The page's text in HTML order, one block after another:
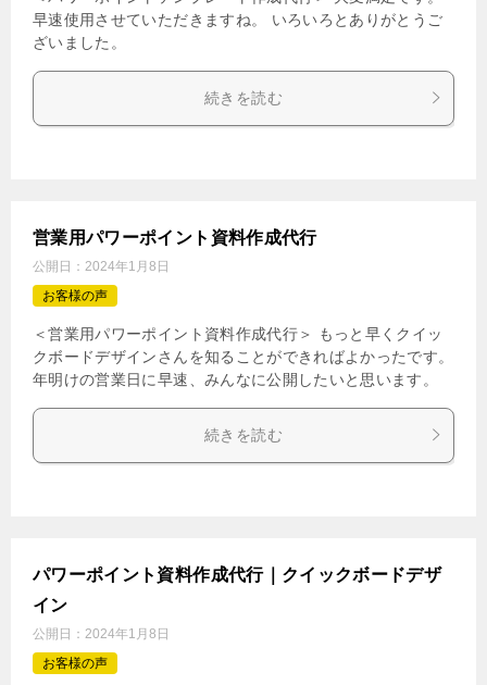
早速使用させていただきますね。 いろいろとありがとうご
ざいました。
続きを読む
営業用パワーポイント資料作成代行
公開日： 2024年1月8日
お客様の声
＜営業用パワーポイント資料作成代行＞ もっと早くクイッ
クボードデザインさんを知ることができればよかったです。
年明けの営業日に早速、みんなに公開したいと思います。
続きを読む
パワーポイント資料作成代行｜クイックボードデザ
イン
公開日： 2024年1月8日
お客様の声